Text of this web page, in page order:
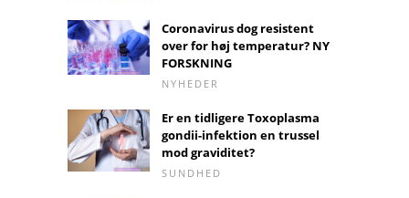
Coronavirus dog resistent
over for høj temperatur? NY
FORSKNING
NYHEDER
Er en tidligere Toxoplasma
gondii-infektion en trussel
mod graviditet?
SUNDHED